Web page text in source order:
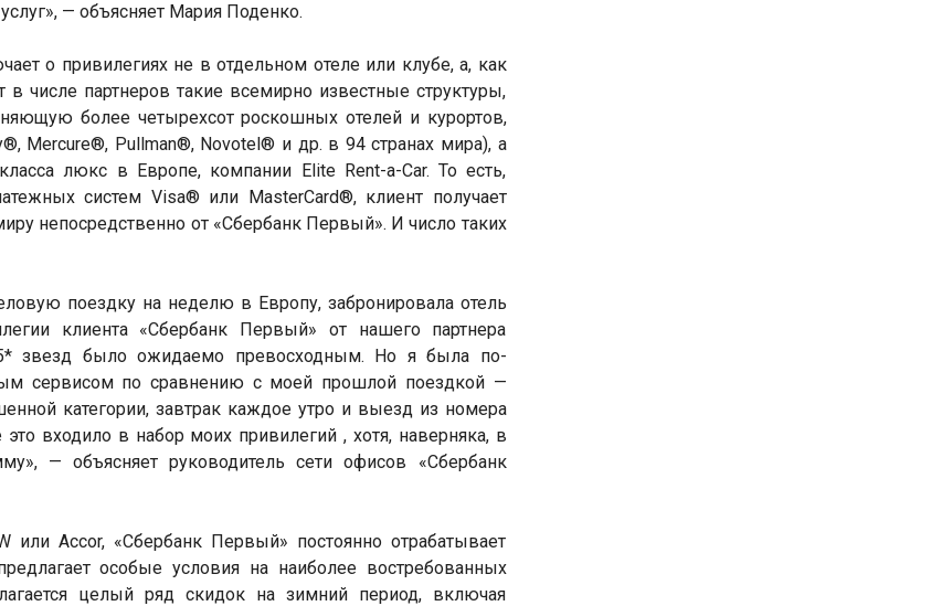
— объясняет Мария Поденко.
о привилегиях не в отдельном отеле или клубе, а, как
числе партнеров такие всемирно известные структуры,
более четырехсот роскошных отелей и курортов,
Mercure®, Pullman®, Novotel® и др. в 94 странах мира), а
люкс в Европе, компании Elite Rent-a-Car. То есть,
систем Visa® или MasterСard®, клиент получает
непосредственно от «Сбербанк Первый». И число таких
поездку на неделю в Европу, забронировала отель
клиента «Сбербанк Первый» от нашего партнера
5* звезд было ожидаемо превосходным. Но я была по-
сервисом по сравнению с моей прошлой поездкой —
категории, завтрак каждое утро и выезд из номера
входило в набор моих привилегий , хотя, наверняка, в
— объясняет руководитель сети офисов «Сбербанк
или Accor, «Сбербанк Первый» постоянно отрабатывает
особые условия на наиболее востребованных
целый ряд скидок на зимний период, включая